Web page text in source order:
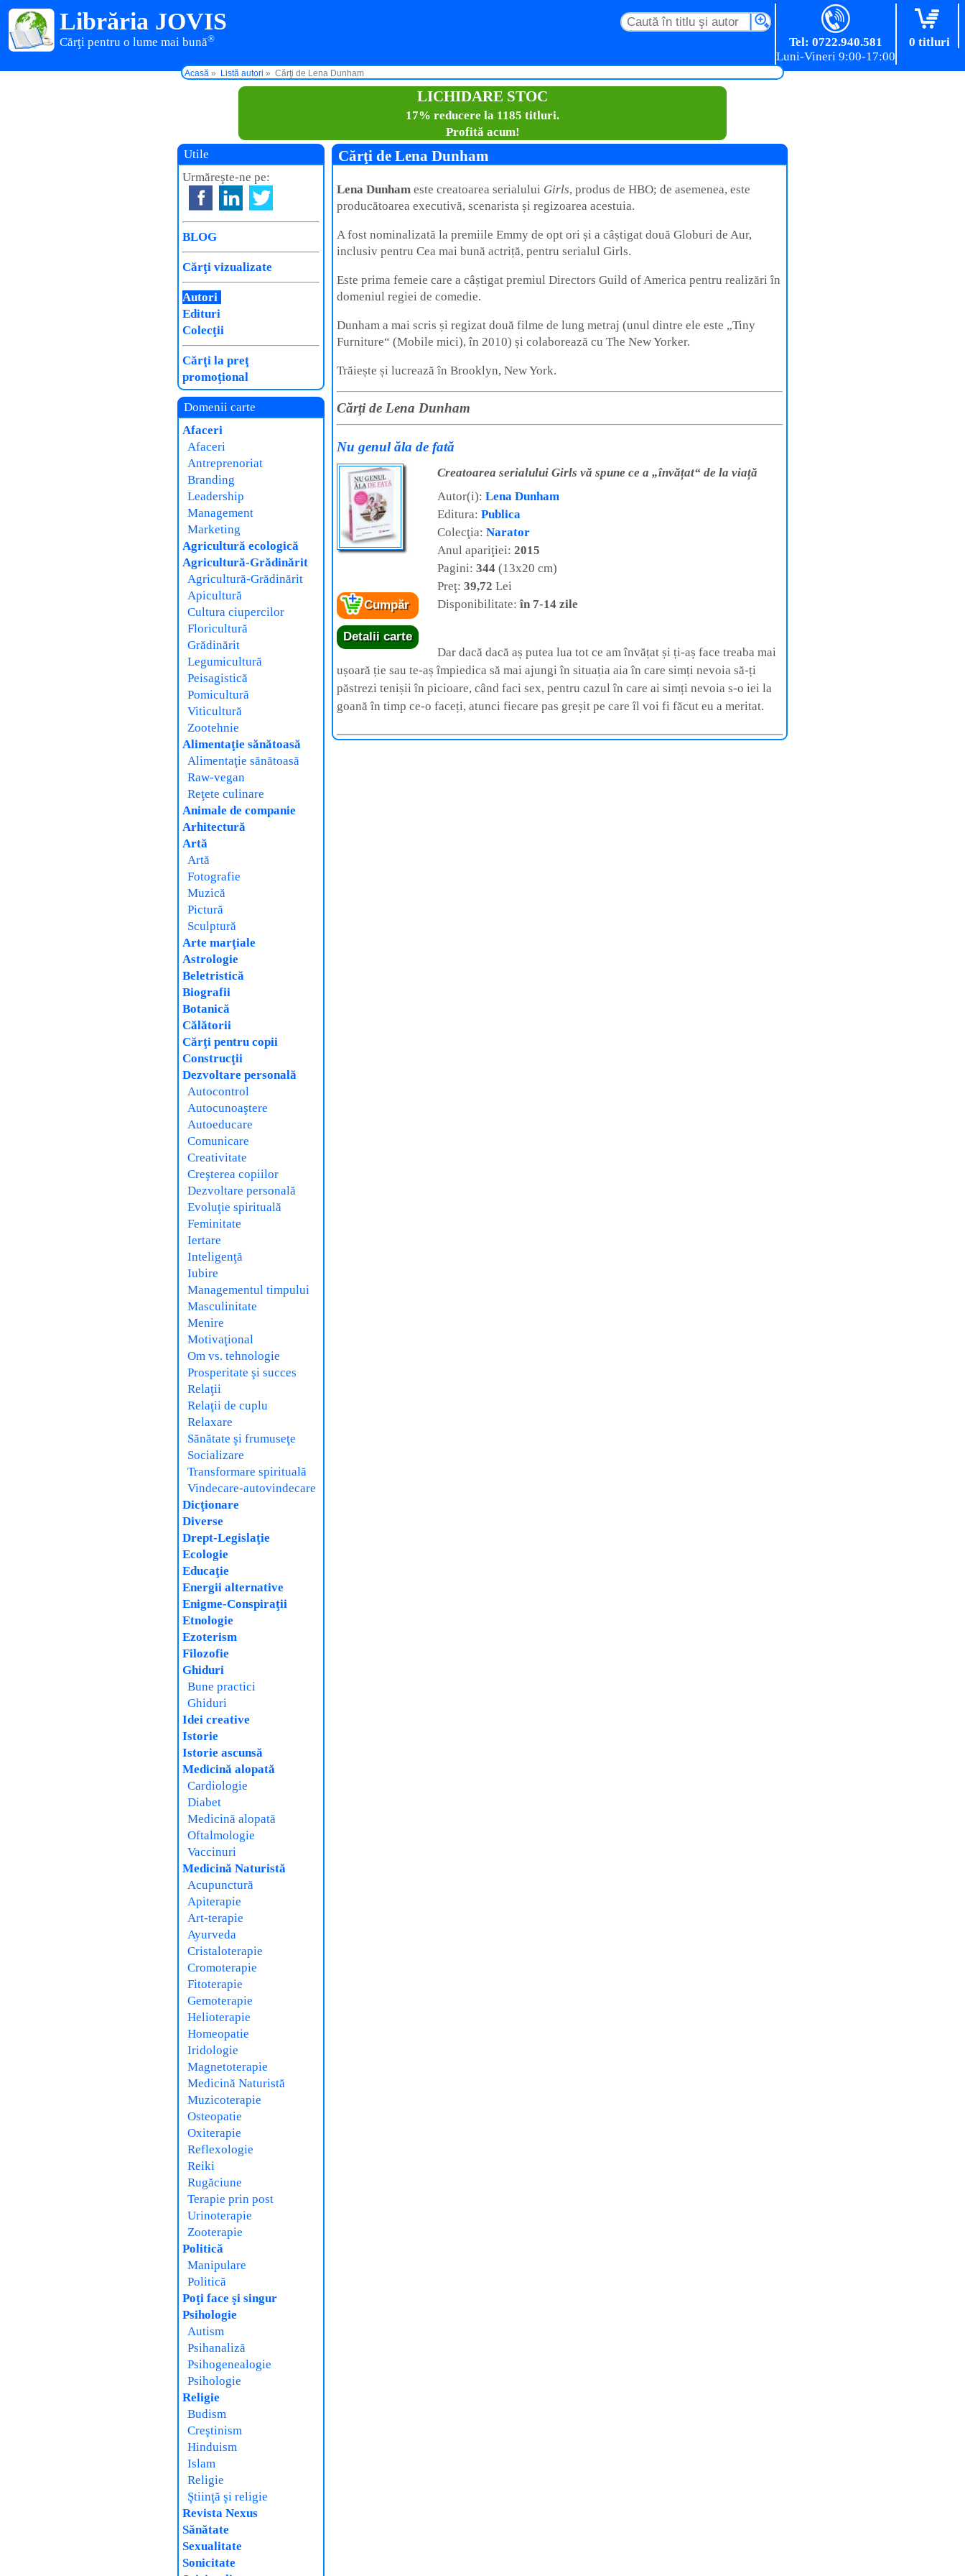
Librăria JOVIS
Cărţi pentru o lume mai bună® 0 titluri
Tel: 0722.940.581
Acasă Listă autori Cărţi de Lena Dunham
LICHIDARE STOC
17% reducere la 1185 titluri.
Profită acum!
Cărţi de Lena Dunham
Lena Dunham este creatoarea serialului Girls, produs de HBO; de asemenea, este
producătoarea executivă, scenarista și regizoarea acestuia.
A fost nominalizată la premiile Emmy de opt ori și a câștigat două Globuri de Aur,
inclusiv pentru Cea mai bună actriță, pentru serialul Girls.
Este prima femeie care a câștigat premiul Directors Guild of America pentru realizări în
domeniul regiei de comedie.
Dunham a mai scris și regizat două filme de lung metraj (unul dintre ele este „Tiny
Furniture“ (Mobile mici), în 2010) și colaborează cu The New Yorker.
Trăiește și lucrează în Brooklyn, New York.
Cărţi de Lena Dunham
Nu genul ăla de fată
Cumpăr
Detalii carte
Creatoarea serialului Girls vă spune ce a „învățat“ de la viață
Autor(i): Lena Dunham
Editura: Publica
Colecţia: Narator
Anul apariţiei: 2015
Pagini: 344 (13x20 cm)
Preţ: 39,72 Lei
Disponibilitate:în 7-14 zile
Dar dacă dacă aș putea lua tot ce am învățat și ți-aș face treaba mai
ușoară ție sau te-aș împiedica să mai ajungi în situația aia în care simți nevoia să-ți
păstrezi tenișii în picioare, când faci sex, pentru cazul în care ai simți nevoia s-o iei la
goană în timp ce-o faceți, atunci fiecare pas greșit pe care îl voi fi făcut eu a meritat.
Utile
Urmăreşte-ne pe:
BLOG
Cărţi vizualizate
Autori
Edituri
Colecţii
Cărţi la preţ
promoţional
Domenii carte
Afaceri
Afaceri
Antreprenoriat
Branding
Leadership
Management
Marketing
Agricultură ecologică
Agricultură-Grădinărit
Agricultură-Grădinărit
Apicultură
Cultura ciupercilor
Floricultură
Grădinărit
Legumicultură
Peisagistică
Pomicultură
Viticultură
Zootehnie
Alimentaţie sănătoasă
Alimentaţie sănătoasă
Raw-vegan
Reţete culinare
Animale de companie
Arhitectură
Artă
Artă
Fotografie
Muzică
Pictură
Sculptură
Arte marţiale
Astrologie
Beletristică
Biografii
Botanică
Călătorii
Cărţi pentru copii
Construcţii
Dezvoltare personală
Autocontrol
Autocunoaştere
Autoeducare
Comunicare
Creativitate
Creşterea copiilor
Dezvoltare personală
Evoluţie spirituală
Feminitate
Iertare
Inteligenţă
Iubire
Managementul timpului
Masculinitate
Menire
Motivaţional
Om vs. tehnologie
Prosperitate şi succes
Relaţii
Relaţii de cuplu
Relaxare
Sănătate şi frumuseţe
Socializare
Transformare spirituală
Vindecare-autovindecare
Dicţionare
Diverse
Drept-Legislaţie
Ecologie
Educaţie
Energii alternative
Enigme-Conspiraţii
Etnologie
Ezoterism
Filozofie
Ghiduri
Bune practici
Ghiduri
Idei creative
Istorie
Istorie ascunsă
Medicină alopată
Cardiologie
Diabet
Medicină alopată
Oftalmologie
Vaccinuri
Medicină Naturistă
Acupunctură
Apiterapie
Art-terapie
Ayurveda
Cristaloterapie
Cromoterapie
Fitoterapie
Gemoterapie
Helioterapie
Homeopatie
Iridologie
Magnetoterapie
Medicină Naturistă
Muzicoterapie
Osteopatie
Oxiterapie
Reflexologie
Reiki
Rugăciune
Terapie prin post
Urinoterapie
Zooterapie
Politică
Manipulare
Politică
Poţi face şi singur
Psihologie
Autism
Psihanaliză
Psihogenealogie
Psihologie
Religie
Budism
Creştinism
Hinduism
Islam
Religie
Ştiinţă şi religie
Revista Nexus
Sănătate
Sexualitate
Sonicitate